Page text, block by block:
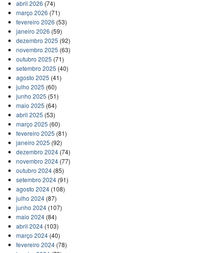
abril 2026 (74)
março 2026 (71)
fevereiro 2026 (53)
janeiro 2026 (59)
dezembro 2025 (92)
novembro 2025 (63)
outubro 2025 (71)
setembro 2025 (40)
agosto 2025 (41)
julho 2025 (60)
junho 2025 (51)
maio 2025 (64)
abril 2025 (53)
março 2025 (60)
fevereiro 2025 (81)
janeiro 2025 (92)
dezembro 2024(74)
novembro 2024(77)
outubro 2024(85)
setembro 2024(91)
agosto 2024(108)
julho 2024(87)
junho 2024(107)
maio 2024(84)
abril 2024(103)
março 2024(40)
fevereiro 2024(78)